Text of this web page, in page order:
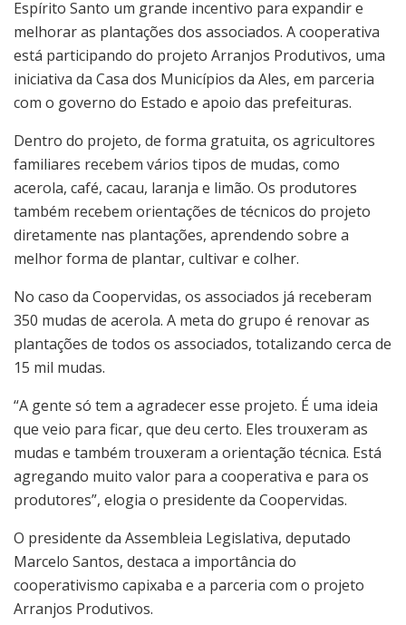
Espírito Santo um grande incentivo para expandir e
melhorar as plantações dos associados. A cooperativa
está participando do projeto Arranjos Produtivos, uma
iniciativa da Casa dos Municípios da Ales, em parceria
com o governo do Estado e apoio das prefeituras.
Dentro do projeto, de forma gratuita, os agricultores
familiares recebem vários tipos de mudas, como
acerola, café, cacau, laranja e limão. Os produtores
também recebem orientações de técnicos do projeto
diretamente nas plantações, aprendendo sobre a
melhor forma de plantar, cultivar e colher.
No caso da Coopervidas, os associados já receberam
350 mudas de acerola. A meta do grupo é renovar as
plantações de todos os associados, totalizando cerca de
15 mil mudas.
“A gente só tem a agradecer esse projeto. É uma ideia
que veio para ficar, que deu certo. Eles trouxeram as
mudas e também trouxeram a orientação técnica. Está
agregando muito valor para a cooperativa e para os
produtores”, elogia o presidente da Coopervidas.
O presidente da Assembleia Legislativa, deputado
Marcelo Santos, destaca a importância do
cooperativismo capixaba e a parceria com o projeto
Arranjos Produtivos.